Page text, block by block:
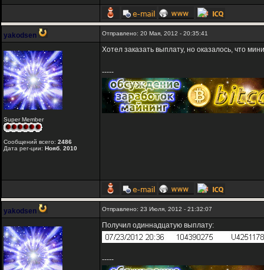
yakodsen Отправлено: 20 Мая, 2012 - 20:35:41
Super Member
Сообщений всего: 2486
Дата рег-ции: Нояб. 2010
Хотел заказать выплату, но оказалось, что
-----
yakodsen Отправлено: 23 Июля, 2012 - 21:32:07
Получил одиннадцатую выплату:
-----